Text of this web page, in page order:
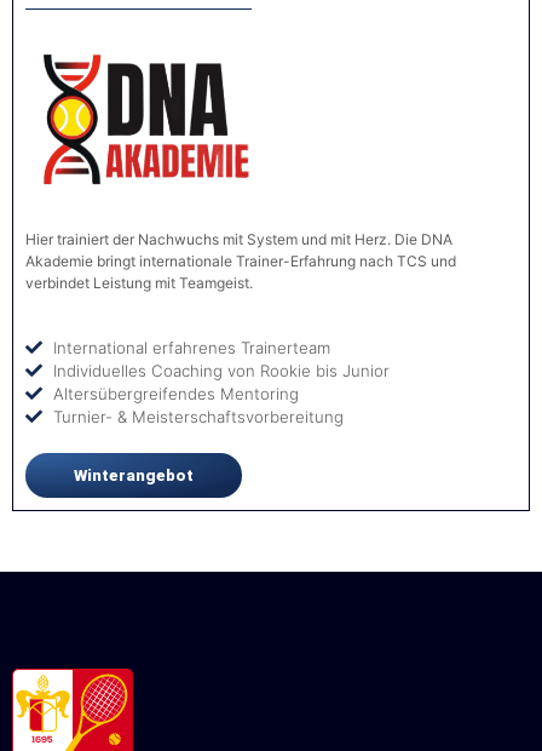
Hier trainiert der Nachwuchs mit System und mit Herz. Die DNA
Akademie bringt internationale Trainer-Erfahrung nach TCS und
verbindet Leistung mit Teamgeist.
International erfahrenes Trainerteam
Individuelles Coaching von Rookie bis Junior
Altersübergreifendes Mentoring
Turnier- & Meisterschaftsvorbereitung
Winterangebot